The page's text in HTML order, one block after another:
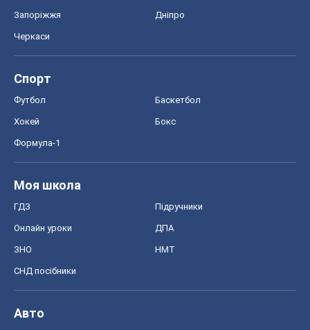
Запоріжжя Дніпро
Черкаси
Спорт
Футбол Баскетбол
Хокей Бокс
Формула-1
Моя школа
ГДЗ Підручники
Онлайн уроки ДПА
ЗНО НМТ
СНД посібники
Авто